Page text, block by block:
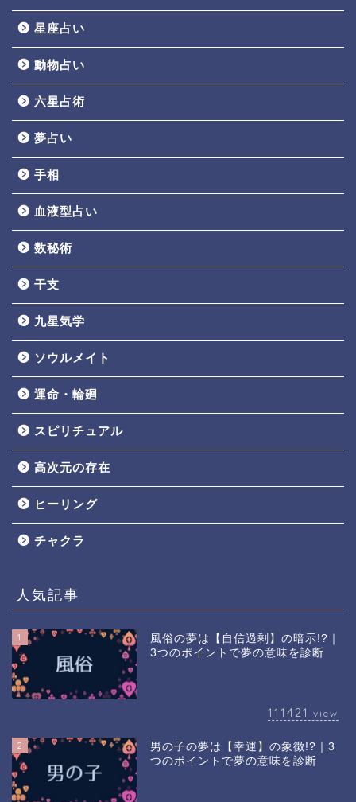
星座占い
動物占い
六星占術
夢占い
手相
血液型占い
数秘術
干支
九星気学
ソウルメイト
運命・輪廻
スピリチュアル
高次元の存在
ヒーリング
チャクラ
人気記事
1
風俗の夢は【自信過剰】の暗示!?｜
3つのポイントで夢の意味を診断
111421 view
2
男の子の夢は【幸運】の象徴!?｜3
つのポイントで夢の意味を診断